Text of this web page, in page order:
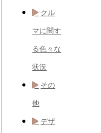
クル
マに関す
る色々な
状況
その
他
デザ